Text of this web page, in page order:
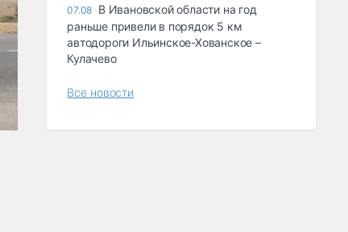
07.08 В Ивановской области на год
раньше привели в порядок 5 км
автодороги Ильинское-Хованское –
Кулачево
Все новости